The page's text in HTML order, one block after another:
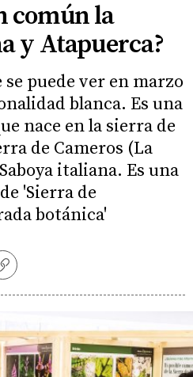
común la
y Atapuerca?
puede ver en marzo
blanca. Es una
nace en la sierra de
de Cameros (La
italiana. Es una
'Sierra de
botánica'
Copiar